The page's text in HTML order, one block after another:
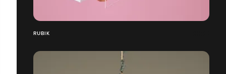
RUBIK